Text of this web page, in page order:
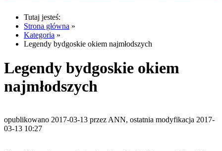
Tutaj jesteś:
Strona główna »
Kategoria »
Legendy bydgoskie okiem najmłodszych
Legendy bydgoskie okiem
najmłodszych
opublikowano 2017-03-13 przez ANN, ostatnia modyfikacja 2017-
03-13 10:27